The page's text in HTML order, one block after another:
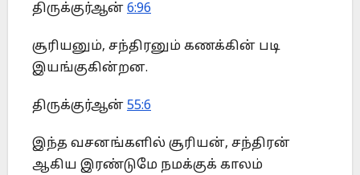
திருக்குர்ஆன் 6:96
சூரியனும், சந்திரனும் கணக்கின் படி
இயங்குகின்றன.
திருக்குர்ஆன் 55:6
இந்த வசனங்களில் சூரியன், சந்திரன்
ஆகிய இரண்டுமே நமக்குக் காலம்